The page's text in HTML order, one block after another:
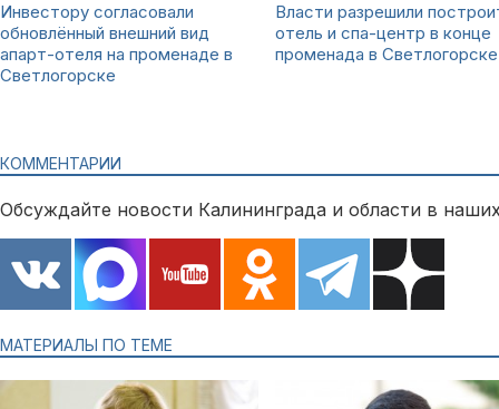
Инвестору согласовали
обновлённый внешний вид
апарт-отеля на променаде в
Светлогорске
Власти разрешили
отель и спа-центр в конце
променада в Светлогорске
КОММЕНТАРИИ
Обсуждайте новости Калининграда и области в
МАТЕРИАЛЫ ПО ТЕМЕ